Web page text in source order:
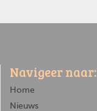
Navigeer naar:
Home
Nieuws